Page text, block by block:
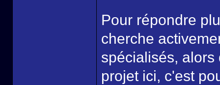
Pour répondre
cherche
spécialisés,
projet ici, c'est